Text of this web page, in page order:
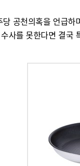
공천의혹을 언급
사를 못한다면 결